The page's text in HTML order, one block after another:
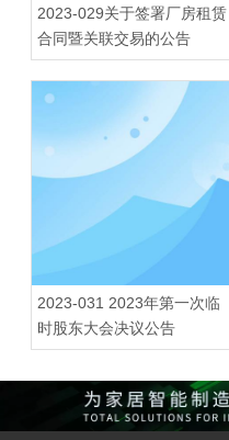
2023-029关于签署厂房租赁
合同暨关联交易的公告
2023-031 2023年第一次临
时股东大会决议公告